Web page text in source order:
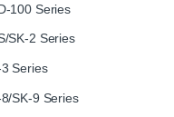
100 Series
SK-2 Series
Series
SK-9 Series